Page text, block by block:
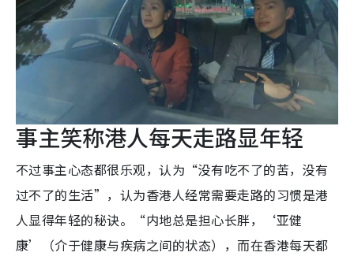
事主笑称港人每天走路显年轻
不过事主心态都很乐观，认为“没有吃不了的苦，没有
过不了的生活”，认为香港人经常需要走路的习惯是港
人显得年轻的秘诀。“内地总是担心长胖，‘亚健
康’（介于健康与疾病之间的状态），而在香港每天都